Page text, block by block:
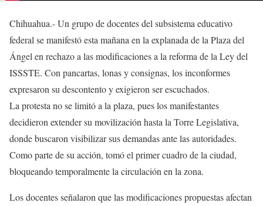
Chihuahua.- Un grupo de docentes del subsistema educativo
federal se manifestó esta mañana en la explanada de la Plaza del
Ángel en rechazo a las modificaciones a la reforma de la Ley del
ISSSTE. Con pancartas, lonas y consignas, los inconformes
expresaron su descontento y exigieron ser escuchados.
La protesta no se limitó a la plaza, pues los manifestantes
decidieron extender su movilización hasta la Torre Legislativa,
donde buscaron visibilizar sus demandas ante las autoridades.
Como parte de su acción, tomó el primer cuadro de la ciudad,
bloqueando temporalmente la circulación en la zona.
Los docentes señalaron que las modificaciones propuestas afectan